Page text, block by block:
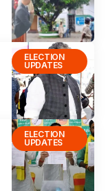
ELECTION
UPDATES
ELECTION
UPDATES